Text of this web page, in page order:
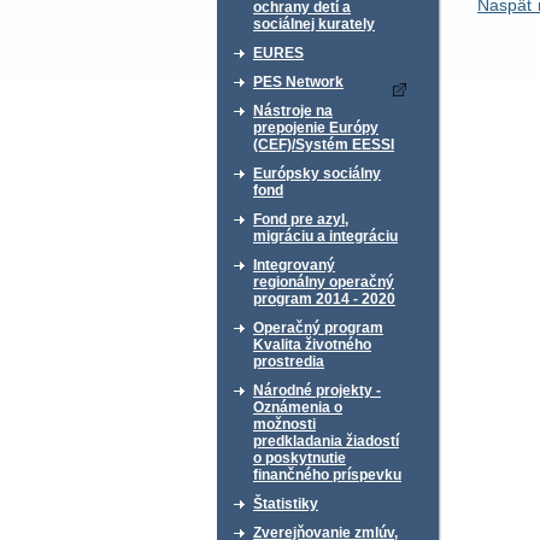
ochrany detí a
sociálnej kurately
EURES
PES Network
Nástroje na
prepojenie Európy
(CEF)/Systém EESSI
Európsky sociálny
fond
Fond pre azyl,
migráciu a integráciu
Integrovaný
regionálny operačný
program 2014 - 2020
Operačný program
Kvalita životného
prostredia
Národné projekty -
Oznámenia o
možnosti
predkladania žiadostí
o poskytnutie
finančného príspevku
Štatistiky
Zverejňovanie zmlúv,
Naspäť